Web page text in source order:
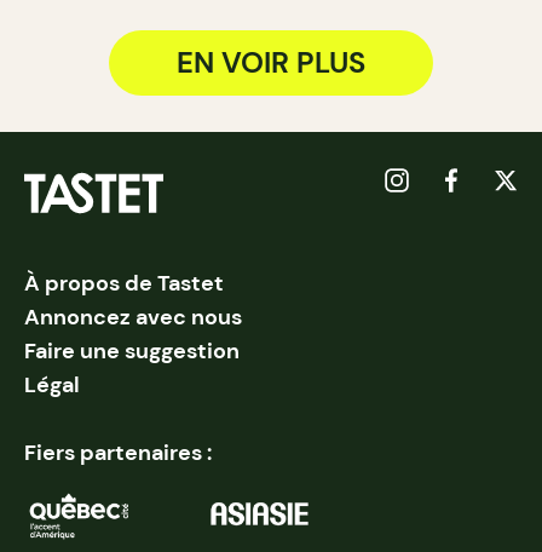
EN VOIR PLUS
À propos de Tastet
Annoncez avec nous
Faire une suggestion
Légal
Fiers partenaires :